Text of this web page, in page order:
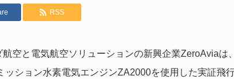
RSS
空と電気航空ソリューションの新興企業ZeroAviaは
ッション水素電気エンジンZA2000を使用した実証飛